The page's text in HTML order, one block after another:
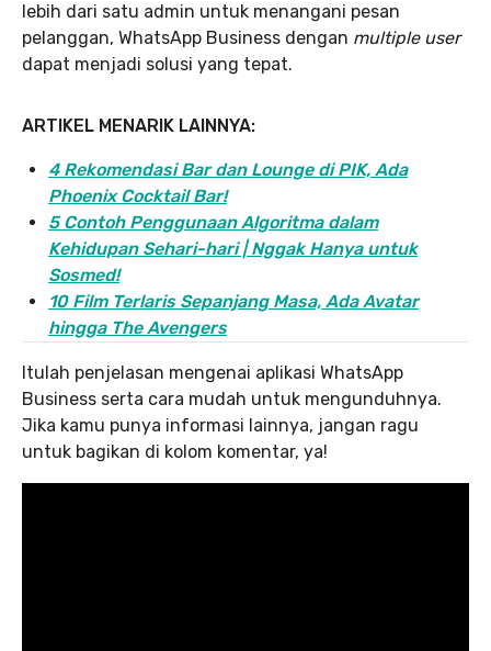
lebih dari satu admin untuk menangani pesan
pelanggan, WhatsApp Business dengan multiple user
dapat menjadi solusi yang tepat.
ARTIKEL MENARIK LAINNYA:
4 Rekomendasi Bar dan Lounge di PIK, Ada
Phoenix Cocktail Bar!
5 Contoh Penggunaan Algoritma dalam
Kehidupan Sehari-hari | Nggak Hanya untuk
Sosmed!
10 Film Terlaris Sepanjang Masa, Ada Avatar
hingga The Avengers
Itulah penjelasan mengenai aplikasi WhatsApp
Business serta cara mudah untuk mengunduhnya.
Jika kamu punya informasi lainnya, jangan ragu
untuk bagikan di kolom komentar, ya!